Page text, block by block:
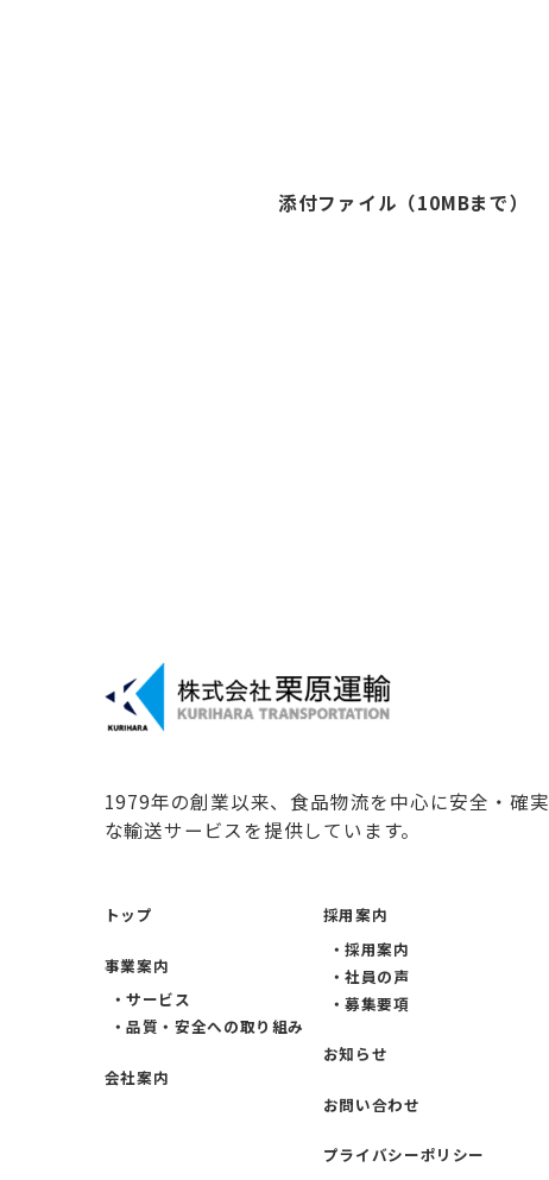
添付ファイル（10MBまで）
1979年の創業以来、食品物流を中心に安全・確実
な輸送サービスを提供しています。
トップ
事業案内
・サービス
・品質・安全への取り組み
会社案内
採用案内
・採用案内
・社員の声
・募集要項
お知らせ
お問い合わせ
プライバシーポリシー